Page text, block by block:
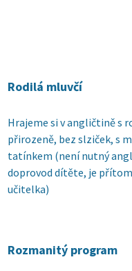
Rodilá mluvčí
Hrajeme si v angličtině s
přirozeně, bez slziček, s
tatínkem (není nutný
doprovod dítěte, je
učitelka)
Rozmanitý program